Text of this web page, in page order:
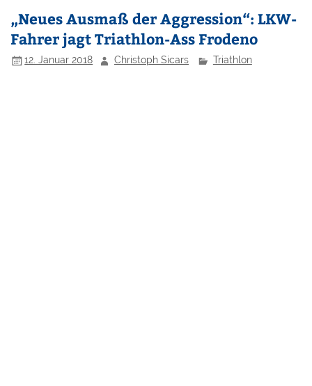
„Neues Ausmaß der Aggression“: LKW-
Fahrer jagt Triathlon-Ass Frodeno
12. Januar 2018 Christoph Sicars Triathlon